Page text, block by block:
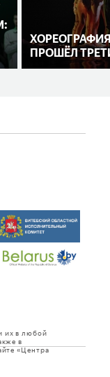
ПРОШЁЛ
их в любой
в
«Центра